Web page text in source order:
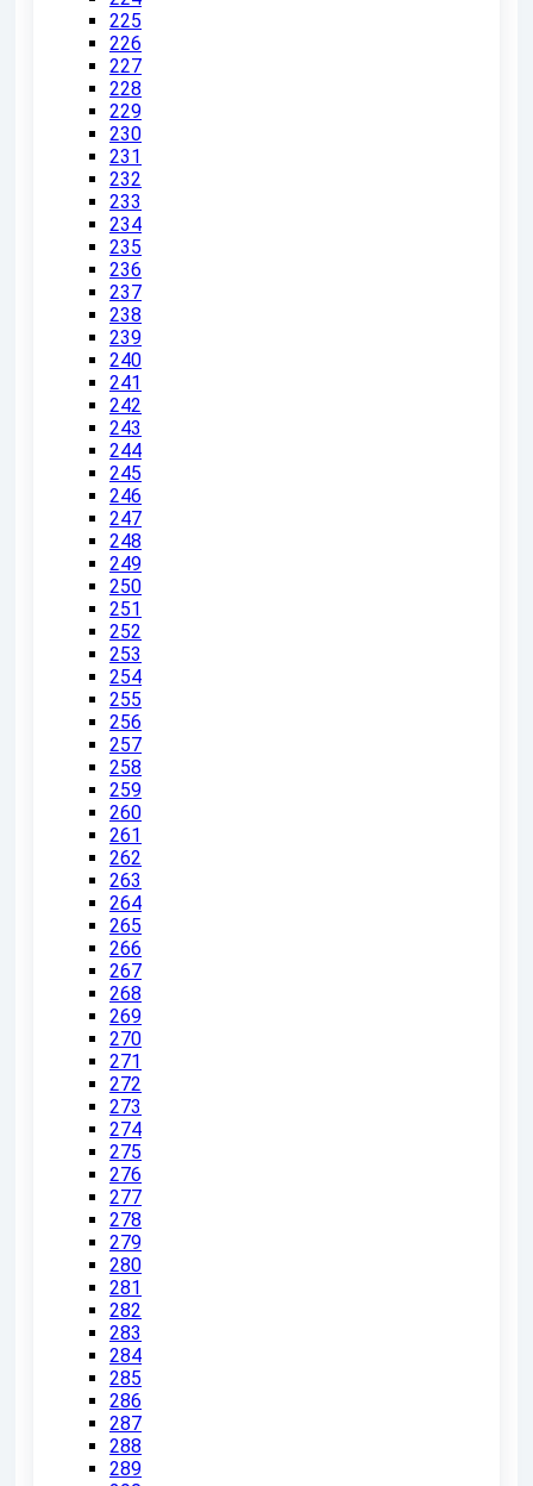
225
226
227
228
229
230
231
232
233
234
235
236
237
238
239
240
241
242
243
244
245
246
247
248
249
250
251
252
253
254
255
256
257
258
259
260
261
262
263
264
265
266
267
268
269
270
271
272
273
274
275
276
277
278
279
280
281
282
283
284
285
286
287
288
289